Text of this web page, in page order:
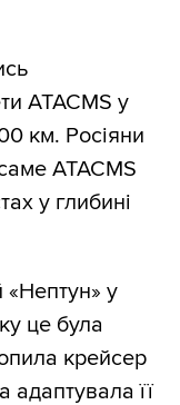
ATACMS у
км. Росіяни
ATACMS
у глибині
«Нептун» у
це була
крейсер
адаптувала її